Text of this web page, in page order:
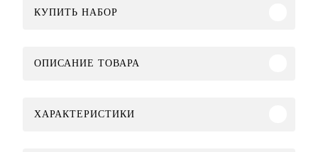
КУПИТЬ НАБОР
ОПИСАНИЕ ТОВАРА
ХАРАКТЕРИСТИКИ